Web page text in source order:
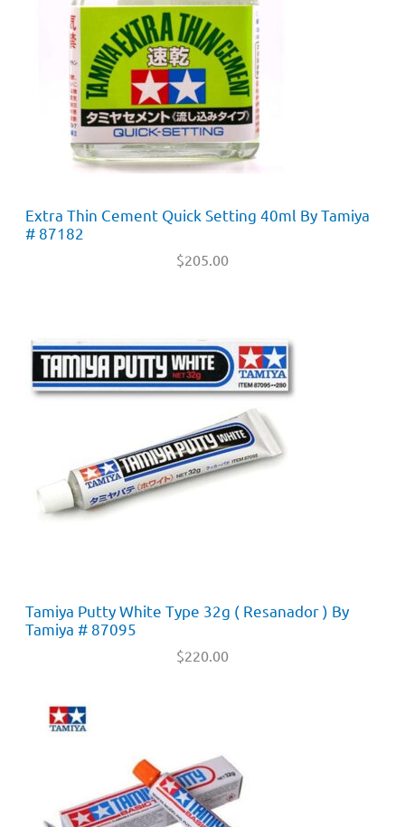
Extra Thin Cement Quick Setting 40ml By Tamiya
# 87182
$205.00
Tamiya Putty White Type 32g ( Resanador ) By
Tamiya # 87095
$220.00